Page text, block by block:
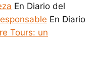
En Diario del
En Diario
Tours: un